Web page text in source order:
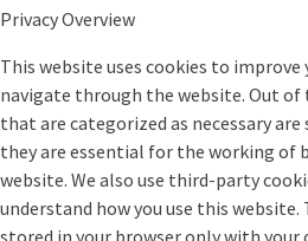
Privacy Overview
This website uses cookies to improve
navigate through the website. Out of
that are categorized as necessary
they are essential for the working of
website. We also use third-party
understand how you use this website.